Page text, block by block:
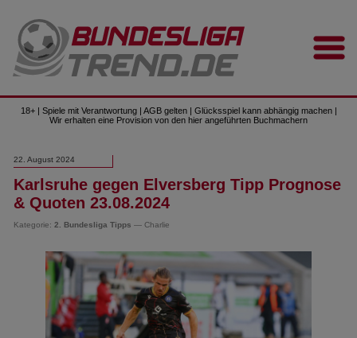
18+ | Spiele mit Verantwortung | AGB gelten | Glücksspiel kann abhängig machen |
Wir erhalten eine Provision von den hier angeführten Buchmachern
22. August 2024
Karlsruhe gegen Elversberg Tipp Prognose
& Quoten 23.08.2024
Kategorie:2. Bundesliga Tipps — Charlie